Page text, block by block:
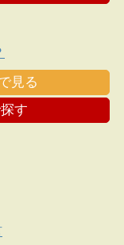
見る
す